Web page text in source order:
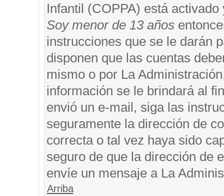
Infantil (COPPA) está
Soy menor de 13 años
instrucciones que se le darán
disponen que las cuentas
mismo o por La
información se le brindará al
envió un e-mail, siga las
seguramente la dirección de
correcta o tal vez haya sido
seguro de que la dirección de
envíe un mensaje a La
Arriba